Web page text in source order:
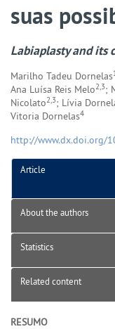
suas
Labiaplasty and its
Marilho Tadeu Dornelas
Ana Luísa Reis Melo2,3;
Nicolato2,3; Lívia
Vitoria Dornelas4
http://www.dx.doi.org/
Article
About the authors
Statistics
Related content
RESUMO